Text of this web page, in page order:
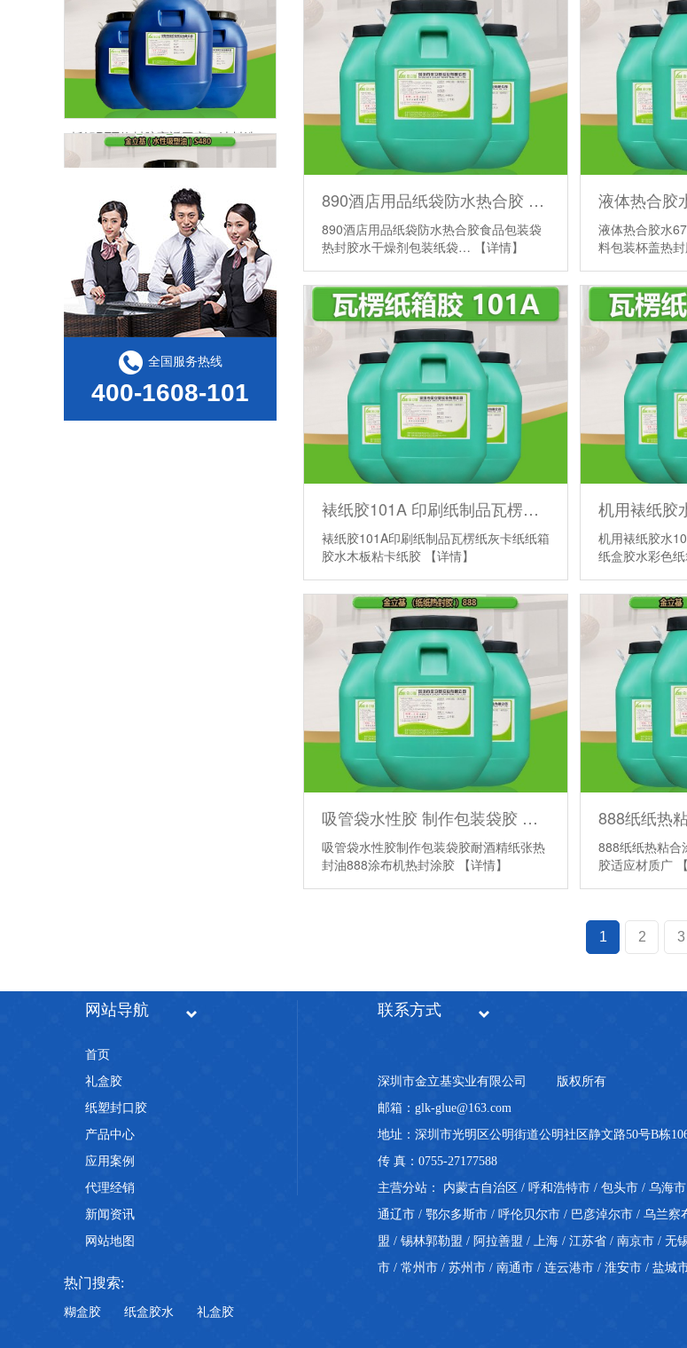
890酒店用品纸袋防水热合胶 食品包装袋热封胶水 干燥剂包装纸袋胶
890酒店用品纸袋防水热合胶食品包装袋
热封胶水干燥剂包装纸袋…
【详情】
液体热合胶水
料包装杯盖热
裱纸胶101A 印刷纸制品瓦楞纸灰卡纸纸箱胶水 木板粘卡纸胶
裱纸胶101A印刷纸制品瓦楞纸灰卡纸纸箱
胶水木板粘卡纸胶 【详情】
机用裱纸胶水
纸盒胶水彩色
吸管袋水性胶 制作包装袋胶 耐酒精纸张热封油 888 涂布机热封涂胶
吸管袋水性胶制作包装袋胶耐酒精纸张热
封油888涂布机热封涂胶 【详情】
888纸纸热粘合
胶适应材质广
1 2 3
拆解PET热封胶高返工率，油料选型是关键一环
PET 泡壳成为玩具包装主流，该匹配什么样的PET热封胶
儿童玩具包装，为什么越来越多工厂选用水性PET热封胶
全国服务热线
400-1608-101
网站导航
首页
礼盒胶
纸塑封口胶
产品中心
应用案例
代理经销
新闻资讯
网站地图
联系方式
深圳市金立基实业有限公司
版权所有
邮箱：glk-glue@163.com
地址：深圳市光明区公明街道公明社区静文路50号B栋
传 真：0755-27177588
主营分站： 内蒙古自治区 / 呼和浩特市 / 包头市 / 乌海市
通辽市 / 鄂尔多斯市 / 呼伦贝尔市 / 巴彦淖尔市 / 乌兰察
盟 / 锡林郭勒盟 / 阿拉善盟 / 上海 / 江苏省 / 南京市 / 无
市 / 常州市 / 苏州市 / 南通市 / 连云港市 / 淮安市 / 盐城
热门搜索:
糊盒胶 纸盒胶水 礼盒胶